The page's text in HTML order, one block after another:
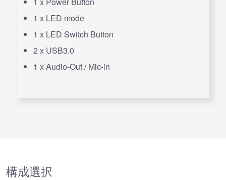
1 x LED mode
1 x LED Switch Button
2 x USB3.0
1 x Audio-Out / Mic-in
構成選択